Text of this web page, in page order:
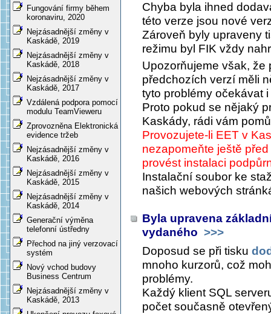
Fungování firmy během
koronaviru, 2020
Nejzásadnější změny v
Kaskádě, 2019
Nejzásadnější změny v
Kaskádě, 2018
Nejzásadnější změny v
Kaskádě, 2017
Vzdálená podpora pomocí
modulu TeamVieweru
Zprovozněna Elektronická
evidence tržeb
Nejzásadnější změny v
Kaskádě, 2016
Nejzásadnější změny v
Kaskádě, 2015
Nejzásadnější změny v
Kaskádě, 2014
Generační výměna
telefonní ústředny
Přechod na jiný verzovací
systém
Nový vchod budovy
Business Centrum
Nejzásadnější změny v
Kaskádě, 2013
Chyba byla ihned
této verze jsou nové
Zároveň byly upraveny
režimu byl FIK vždy
Upozorňujeme však, že
předchozích verzí měli
tyto problémy očekávat
Proto pokud se nějaký
Kaskády, rádi vám
Provozujete-li EET v
nezapomeňte ještě
provést instalaci
Instalační soubor ke
našich webových
Byla upravena
vydaného >>>
Doposud se při tisku
mnoho kurzorů, což
problémy.
Každý klient SQL
počet současně